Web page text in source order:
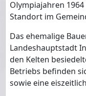
Olympiajahren
Standort im
Das ehemalige
Landeshauptstadt
den Kelten
Betriebs befinden
sowie eine